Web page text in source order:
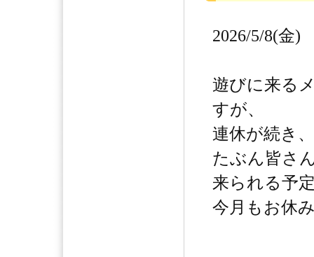
2026/5/8(金)
遊びに来る
すが、
連休が続き
たぶん皆さ
来られる予
今月もお休